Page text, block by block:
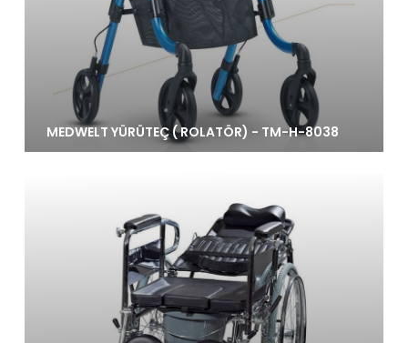
MEDWELT YÜRÜTEÇ ( ROLATÖR) - TM-H-8038